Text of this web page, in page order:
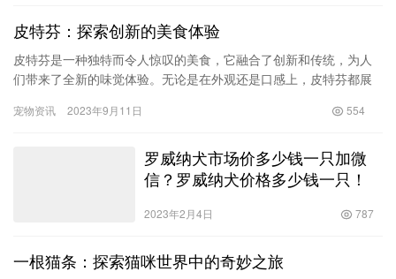
皮特芬：探索创新的美食体验
皮特芬是一种独特而令人惊叹的美食，它融合了创新和传统，为人
们带来了全新的味觉体验。无论是在外观还是口感上，皮特芬都展
特芬…
宠物资讯 2023年9月11日 554
罗威纳犬市场价多少钱一只加微
信？罗威纳犬价格多少钱一只！
2023年2月4日 787
一根猫条：探索猫咪世界中的奇妙之旅